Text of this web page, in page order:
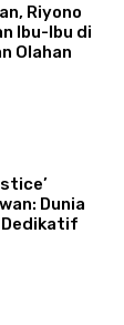
Riyono
Ibu-Ibu di
Olahan
Dunia
Dedikatif